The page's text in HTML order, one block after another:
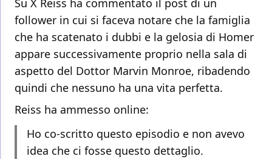
Su X Reiss ha commentato il post di un
follower in cui si faceva notare che la famiglia
che ha scatenato i dubbi e la gelosia di Homer
appare successivamente proprio nella sala di
aspetto del Dottor Marvin Monroe, ribadendo
quindi che nessuno ha una vita perfetta.
Reiss ha ammesso online:
Ho co-scritto questo episodio e non avevo
idea che ci fosse questo dettaglio.